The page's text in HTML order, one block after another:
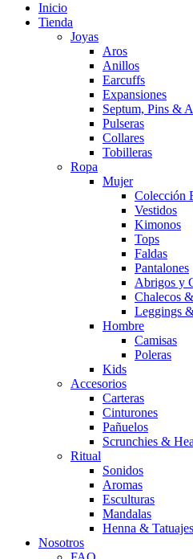
Inicio
Tienda
Joyas
Aros
Anillos
Earcuffs
Expansiones
Septum, Pins &
Pulseras
Collares
Tobilleras
Ropa
Mujer
Colección
Vestidos
Kimonos
Tops
Faldas
Pantalones
Abrigos y
Chalecos
Leggings
Hombre
Camisas
Poleras
Kids
Accesorios
Carteras
Cinturones
Pañuelos
Scrunchies &
Ritual
Sonidos
Aromas
Esculturas
Mandalas
Henna & Tatuajes
Nosotros